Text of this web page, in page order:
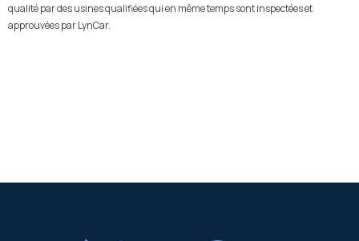
qualité par des usines qualifiées qui en même temps sont inspectées et
approuvées par LynCar.